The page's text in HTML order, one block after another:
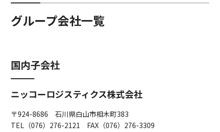
グループ会社一覧
国内子会社
ニッコーロジスティクス株式会社
〒924-8686 石川県白山市相木町383
TEL（076）276-2121 FAX（076）276-3309